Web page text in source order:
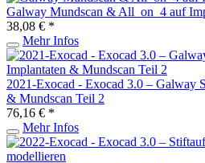
Galway Mundscan & All_on_4 auf
38,08 € *
Mehr Infos
2021-Exocad - Exocad 3.0 – Galway
& Mundscan Teil 2
76,16 € *
Mehr Infos